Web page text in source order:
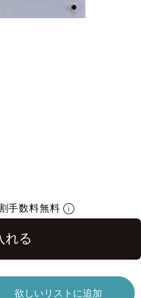
手数料無料
れる
欲しいリストに追加